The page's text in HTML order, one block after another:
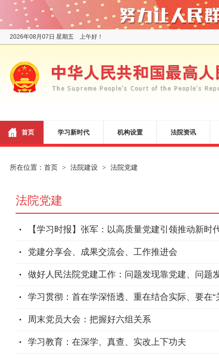
2026年08月07日 星期五 上午好！
首页 学习新时代 机构设置 法院资讯
所在位置： 首页 > 法院建设 > 法院党建
法院党建
【学习时报】张军：以高质量党建引领推动新时
党建分享会、成果交流会、工作推进会
做好人民法院党建工作：问题发现靠党建、问题
学习贯彻：首在学深悟透、重在结合实际、要在“
周末党员大会：把握好六组关系
学习教育：在深学、真查、实改上下功夫